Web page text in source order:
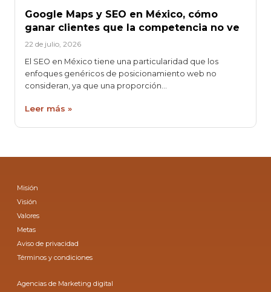
Google Maps y SEO en México, cómo
ganar clientes que la competencia no ve
22 de julio, 2026
El SEO en México tiene una particularidad que los
enfoques genéricos de posicionamiento web no
consideran, ya que una proporción…
Leer más »
Misión
Visión
Valores
Metas
Aviso de privacidad
Términos y condiciones
Agencias de Marketing digital